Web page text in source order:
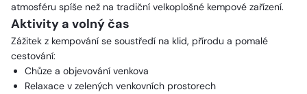
atmosféru spíše než na tradiční velkoplošné kempové zařízení.
Aktivity a volný čas
Zážitek z kempování se soustředí na klid, přírodu a pomalé
cestování:
Chůze a objevování venkova
Relaxace v zelených venkovních prostorech